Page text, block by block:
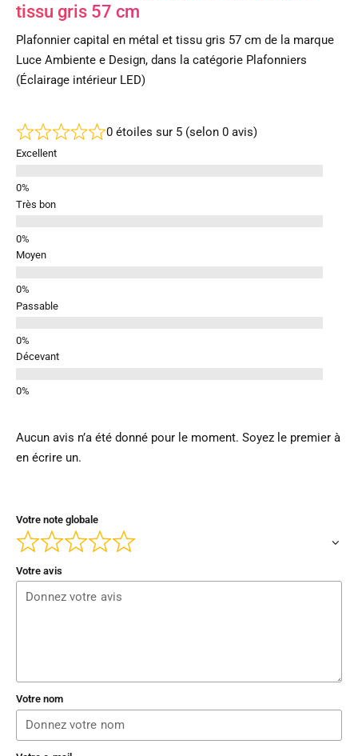
tissu gris 57 cm
Plafonnier capital en métal et tissu gris 57 cm de la marque
Luce Ambiente e Design, dans la catégorie Plafonniers
(Éclairage intérieur LED)
0 étoiles sur 5 (selon 0 avis)
Excellent
Très bon
Moyen
Passable
Décevant
Aucun avis n’a été donné pour le moment. Soyez le premier à
en écrire un.
Votre note globale
Votre avis
Votre nom